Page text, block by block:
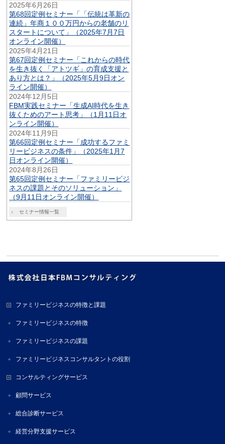
2025年6月26日
第68回定例セミナー「「伝統は革新の
連続」年商１００万円からの老舗のリ
スタートについて」（2025年7月7日
オンライン開催）
2025年4月21日
第67回定例セミナー「これからの時代
を生き抜く「アトツギ」の育成支援と
あり方とは？」（2025年5月9日オン
ライン開催）
2024年12月5日
FBM実践セミナー「生成AI時代を生き
抜くためのアート思考」（1月11日オ
ンライン開催）
2024年11月9日
第66回定例セミナー「成功するファミ
リービジネスの条件」（2025年1月7
日オンライン開催）
2024年8月26日
第65回定例セミナー「ファミリービジ
ネスの課題とそのソリューション」
（9月11日オンライン開催）
セミナー情報一覧
ファミリービジネスの特徴と課題
ファミリービジネスの特徴
ファミリービジネスの課題
ファミリービジネスコンサルタントの役割
コンサルティングサービス
顧問サービス
総合診断サービス
経営分野支援サービス